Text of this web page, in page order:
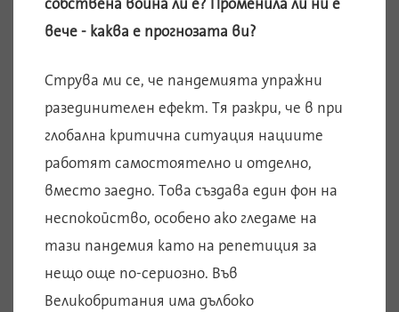
вече - каква е прогнозата ви?
Струва ми се, че пандемията упражни
разединителен ефект. Тя разкри, че в при
глобална критична ситуация нациите
работят самостоятелно и отделно,
вместо заедно. Това създава един фон на
неспокойство, особено ако гледаме на
тази пандемия като на репетиция за
нещо още по-сериозно. Във
Великобритания има дълбоко